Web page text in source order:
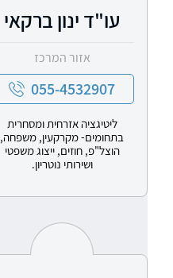
עו"ד ינון ברקאי
אזור המרכז
055-4532907
ליטיגציה אזרחית ומסחרית
בתחומים- מקרקעין, משפחה,
הוצל"פ, חוזים, ייצוג משפטי
ושירותי נוטריון.